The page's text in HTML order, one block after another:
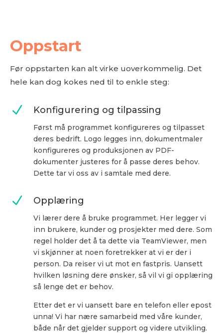
Oppstart
Før oppstarten kan alt virke uoverkommelig. Det
hele kan dog kokes ned til to enkle steg:
N Konfigurering og tilpassing
Først må programmet konfigureres og tilpasset
deres bedrift. Logo legges inn, dokumentmaler
konfigureres og produksjonen av PDF-
dokumenter justeres for å passe deres behov.
Dette tar vi oss av i samtale med dere.
N Opplæring
Vi lærer dere å bruke programmet. Her legger vi
inn brukere, kunder og prosjekter med dere. Som
regel holder det å ta dette via TeamViewer, men
vi skjønner at noen foretrekker at vi er der i
person. Da reiser vi ut mot en fastpris. Uansett
hvilken løsning dere ønsker, så vil vi gi opplæring
så lenge det er behov.
Etter det er vi uansett bare en telefon eller epost
unna! Vi har nære samarbeid med våre kunder,
både når det gjelder support og videre utvikling.